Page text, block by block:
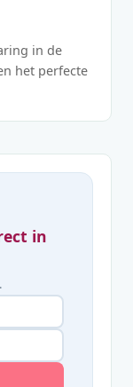
in de
het perfecte
in